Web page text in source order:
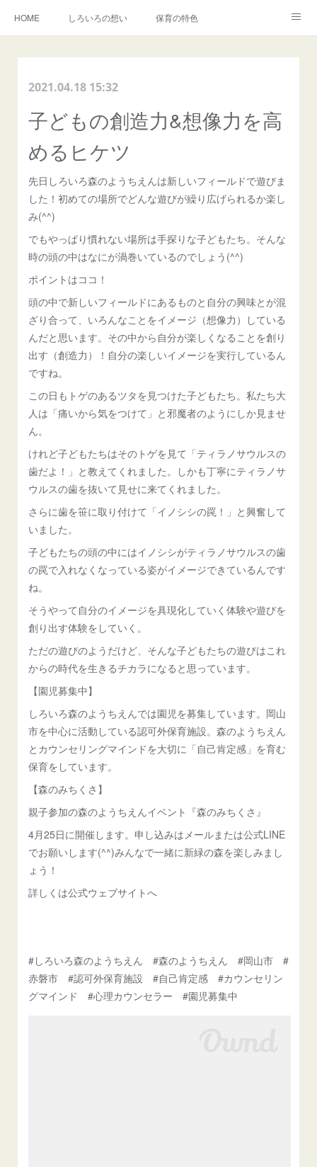
HOME しろいろの想い 保育の特色
BLOG 卒園児の声
2021.04.18 15:32
子どもの創造力&想像力を高
めるヒケツ
先日しろいろ森のようちえんは新しいフィールドで遊びま
した！初めての場所でどんな遊びが繰り広げられるか楽し
み(^^)
でもやっぱり慣れない場所は手探りな子どもたち。そんな
時の頭の中はなにが渦巻いているのでしょう(^^)
ポイントはココ！
頭の中で新しいフィールドにあるものと自分の興味とが混
ざり合って、いろんなことをイメージ（想像力）している
んだと思います。その中から自分が楽しくなることを創り
出す（創造力）！自分の楽しいイメージを実行しているん
ですね。
この日もトゲのあるツタを見つけた子どもたち。私たち大
人は「痛いから気をつけて」と邪魔者のようにしか見ませ
ん。
けれど子どもたちはそのトゲを見て「ティラノサウルスの
歯だよ！」と教えてくれました。しかも丁寧にティラノサ
ウルスの歯を抜いて見せに来てくれました。
さらに歯を笹に取り付けて「イノシシの罠！」と興奮して
いました。
子どもたちの頭の中にはイノシシがティラノサウルスの歯
の罠で入れなくなっている姿がイメージできているんです
ね。
そうやって自分のイメージを具現化していく体験や遊びを
創り出す体験をしていく。
ただの遊びのようだけど、そんな子どもたちの遊びはこれ
からの時代を生きるチカラになると思っています。
【園児募集中】
しろいろ森のようちえんでは園児を募集しています。岡山
市を中心に活動している認可外保育施設。森のようちえん
とカウンセリングマインドを大切に「自己肯定感」を育む
保育をしています。
【森のみちくさ】
親子参加の森のようちえんイベント『森のみちくさ』
4月25日に開催します。申し込みはメールまたは公式LINE
でお願いします(^^)みんなで一緒に新緑の森を楽しみまし
ょう！
詳しくは公式ウェブサイトへ
#しろいろ森のようちえん #森のようちえん #岡山市 #
赤磐市 #認可外保育施設 #自己肯定感 #カウンセリン
グマインド #心理カウンセラー #園児募集中